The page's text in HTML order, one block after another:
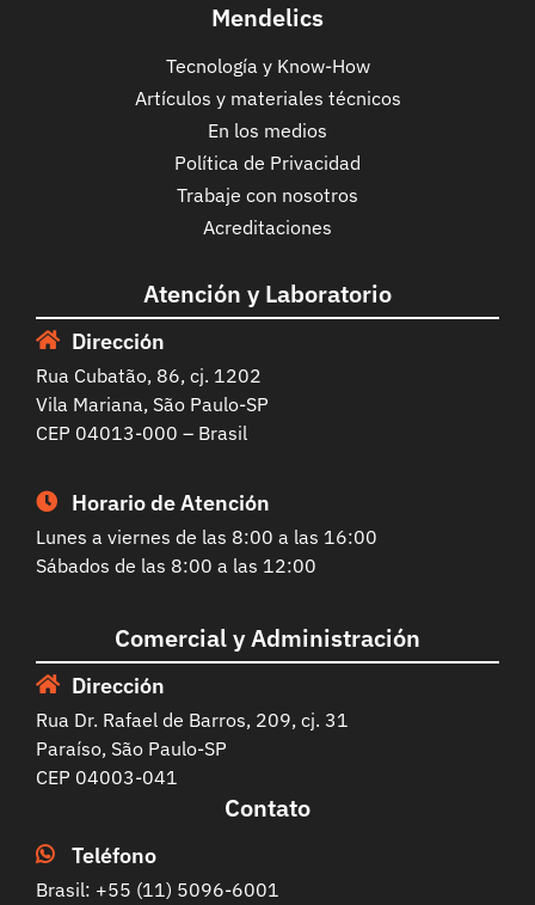
Mendelics
Tecnología y Know-How
Artículos y materiales técnicos
En los medios
Política de Privacidad
Trabaje con nosotros
Acreditaciones
Atención y Laboratorio
Dirección
Rua Cubatão, 86, cj. 1202
Vila Mariana, São Paulo-SP
CEP 04013-000 – Brasil
Horario de Atención
Lunes a viernes de las 8:00 a las 16:00
Sábados de las 8:00 a las 12:00
Comercial y Administración
Dirección
Rua Dr. Rafael de Barros, 209, cj. 31
Paraíso, São Paulo-SP
CEP 04003-041
Contato
Teléfono
Brasil: +55 (11) 5096-6001